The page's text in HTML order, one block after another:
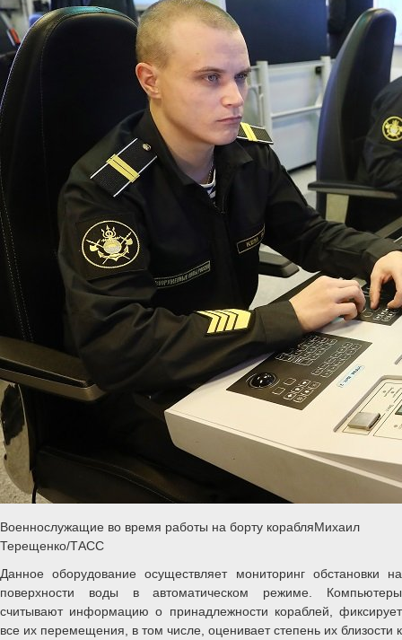
Военнослужащие во время работы на борту корабляМихаил
Терещенко/ТАСС
Данное оборудование осуществляет мониторинг обстановки на
поверхности воды в автоматическом режиме. Компьютеры
считывают информацию о принадлежности кораблей, фиксирует
все их перемещения, в том числе, оценивает степень их близости к